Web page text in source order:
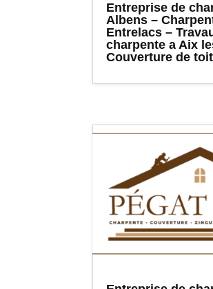
Entreprise de
Albens –
Entrelacs –
charpente a Aix
Couverture de